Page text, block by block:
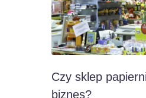
Czy sklep
biznes?